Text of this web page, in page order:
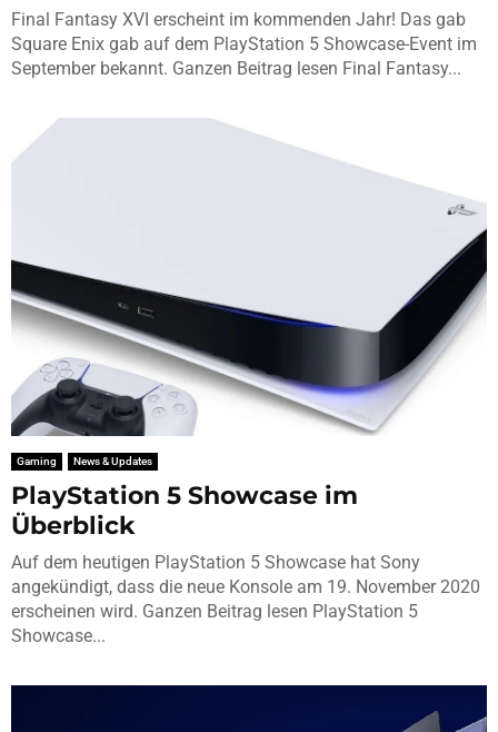
Final Fantasy XVI erscheint im kommenden Jahr! Das gab
Square Enix gab auf dem PlayStation 5 Showcase-Event im
September bekannt. Ganzen Beitrag lesen Final Fantasy...
Gaming News & Updates
PlayStation 5 Showcase im
Überblick
Auf dem heutigen PlayStation 5 Showcase hat Sony
angekündigt, dass die neue Konsole am 19. November 2020
erscheinen wird. Ganzen Beitrag lesen PlayStation 5
Showcase...